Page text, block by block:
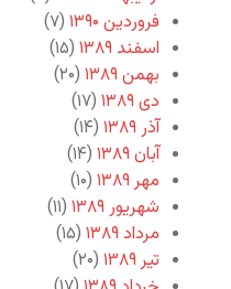
فروردین ۱۳۹۰
(۷)
اسفند ۱۳۸۹
(۱۵)
بهمن ۱۳۸۹
(۲۰)
دی ۱۳۸۹
(۱۷)
آذر ۱۳۸۹
(۱۴)
آبان ۱۳۸۹
(۱۴)
مهر ۱۳۸۹
(۱۰)
شهریور ۱۳۸۹
(۱۱)
مرداد ۱۳۸۹
(۱۵)
تیر ۱۳۸۹
(۲۰)